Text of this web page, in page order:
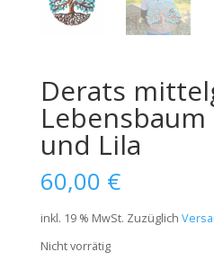
Derats
und Lila
60,00 €
inkl. 19 % MwSt. Zuzüglich
Nicht vorrätig